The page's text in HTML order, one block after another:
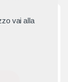
vai alla